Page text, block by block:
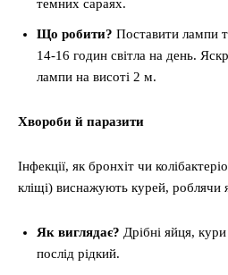
темних сараях.
Що робити? Поставити лампи
14-16 годин світла на день.
лампи на висоті 2 м.
Хвороби й паразити
Інфекції, як бронхіт чи
кліщі) виснажують курей, роблячи
Як виглядає? Дрібні яйця,
послід рідкий.